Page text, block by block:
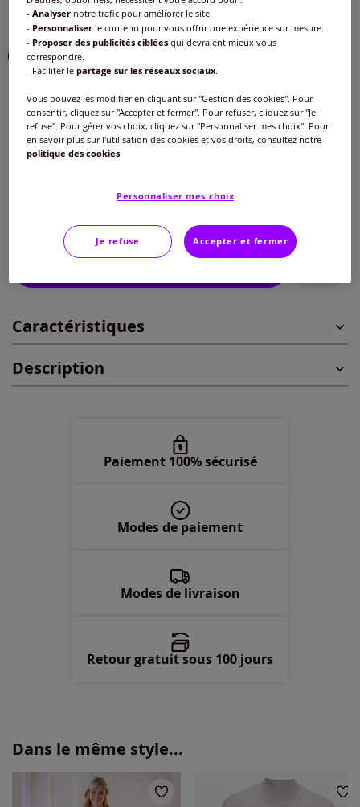
Choisir une couleur :
Taille :
40 -En stock
épuisé
44 -épuisé
46 -épuisé
48 -épuisé
Caractéristiques
Description
Paiement 100% sécurisé
Modes de paiement
Modes de livraison
Retour gratuit sous 100 jours
Dans le même style...
-Analyser notre trafic pour améliorer le site.
- Personnaliser le contenu pour vous offrir une expérience sur mesure.
- Proposer des publicités ciblées qui devraient mieux vous
correspondre.
- Faciliter lepartage sur les réseaux sociaux.
Vous pouvez les modifier en cliquant sur "Gestion des cookies". Pour
consentir, cliquez sur "Accepter et fermer". Pour refuser, cliquez sur "Je
refuse". Pour gérer vos choix, cliquez sur "Personnaliser mes choix". Pour
en savoir plus sur l'utilisation des cookies et vos droits, consultez notre
politique des cookies.
Personnaliser mes choix
Je refuse Accepter et fermer